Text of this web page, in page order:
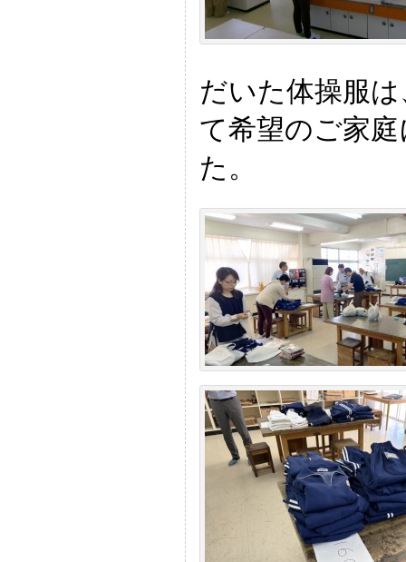
だいた体操服
て希望のご家
た。